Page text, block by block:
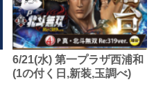
6/21(水) 第一プラザ西浦和
(1の付く日,新装,玉調べ)